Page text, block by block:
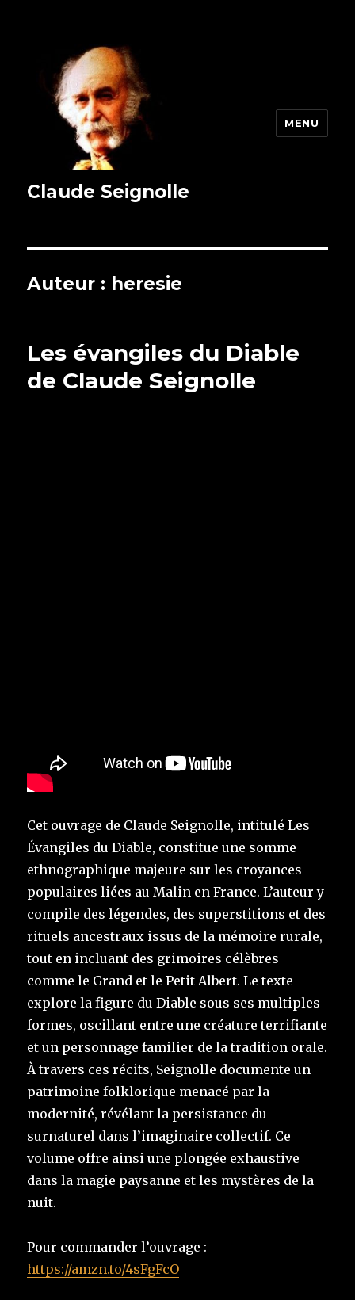
Claude Seignolle
MENU
Auteur : heresie
Les évangiles du Diable
de Claude Seignolle
Cet ouvrage de Claude Seignolle, intitulé Les
Évangiles du Diable, constitue une somme
ethnographique majeure sur les croyances
populaires liées au Malin en France. L’auteur y
compile des légendes, des superstitions et des
rituels ancestraux issus de la mémoire rurale,
tout en incluant des grimoires célèbres
comme le Grand et le Petit Albert. Le texte
explore la figure du Diable sous ses multiples
formes, oscillant entre une créature terrifiante
et un personnage familier de la tradition orale.
À travers ces récits, Seignolle documente un
patrimoine folklorique menacé par la
modernité, révélant la persistance du
surnaturel dans l’imaginaire collectif. Ce
volume offre ainsi une plongée exhaustive
dans la magie paysanne et les mystères de la
nuit.
Pour commander l’ouvrage :
https://amzn.to/4sFgFcO